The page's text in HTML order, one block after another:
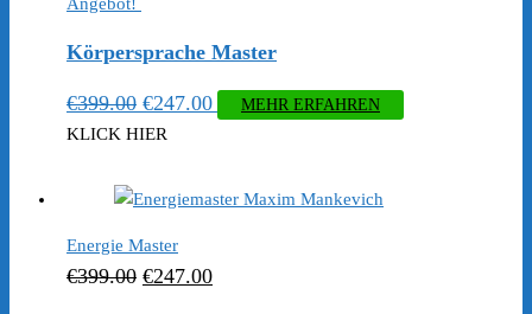
Angebot!
Körpersprache Master
€399.00 Ursprünglicher
Preis
€399.00
€247.00Aktueller
€247.00.
MEHR ERFAHREN
KLICK HIER
Energie Master
€399.00 Ursprünglicher
€247.00Aktueller